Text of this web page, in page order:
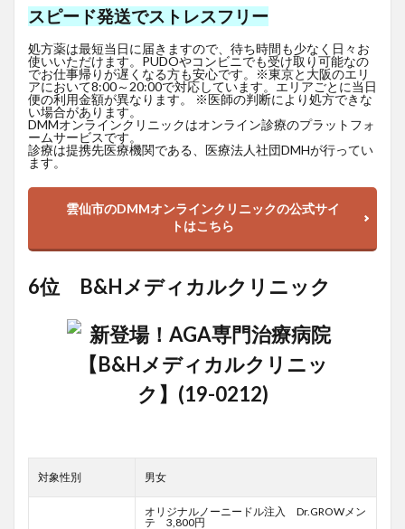
スピード発送でストレスフリー
処方薬は最短当日に届きますので、待ち時間も少なく日々お
使いいただけます。PUDOやコンビニでも受け取り可能なの
でお仕事帰りが遅くなる方も安心です。※東京と大阪のエリ
アにおいて8:00～20:00で対応しています。エリアごとに当日
便の利用金額が異なります。 ※医師の判断により処方できな
い場合があります。
DMMオンラインクリニックはオンライン診療のプラットフォ
ームサービスです。
診療は提携先医療機関である、医療法人社団DMHが行ってい
ます。
雲仙市のDMMオンラインクリニックの公式サイ
トはこちら
6位 B&Hメディカルクリニック
対象性別 男女
オリジナルノーニードル注入 Dr.GROWメン
テ 3,800円